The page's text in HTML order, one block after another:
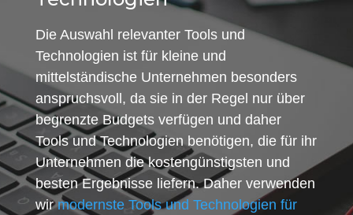
Die Auswahl relevanter Tools und
Technologien ist für kleine und
mittelständische Unternehmen besonders
anspruchsvoll, da sie in der Regel nur über
begrenzte Budgets verfügen und daher
Tools und Technologien benötigen, die für ihr
Unternehmen die kostengünstigsten und
besten Ergebnisse liefern. Daher verwenden
wirmodernste Tools und Technologien für